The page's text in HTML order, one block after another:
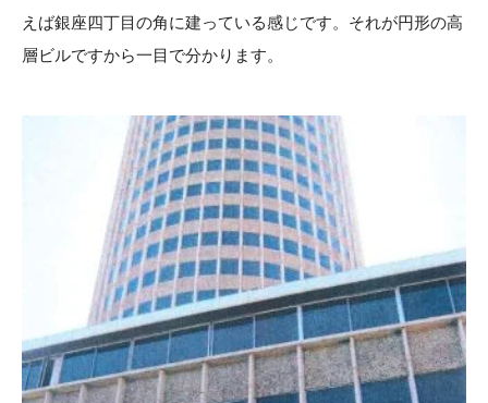
えば銀座四丁目の角に建っている感じです。それが円形の高
層ビルですから一目で分かります。